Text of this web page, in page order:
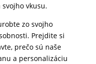
vkusu.
zo svojho
Prejdite si
prečo sú naše
a personalizáciu